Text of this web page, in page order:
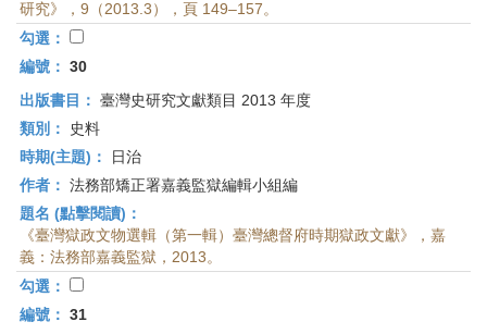
研究》，9（2013.3），頁 149–157。
勾選：
編號： 30
出版書目： 臺灣史研究文獻類目 2013 年度
類別：
史料
時期(主題)：
日治
作者： 法務部矯正署嘉義監獄編輯小組編
題名 (點擊閱讀)：
《臺灣獄政文物選輯（第一輯）臺灣總督府時期獄政文獻》，嘉
義：法務部嘉義監獄，2013。
勾選：
編號： 31